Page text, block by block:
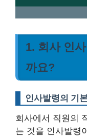
1. 회사 인
까요?
인사발령의 기
회사에서 직원의
는 것을 인사발령